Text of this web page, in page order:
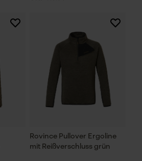
Rovince Pullover Ergoline
mit Reißverschluss grün